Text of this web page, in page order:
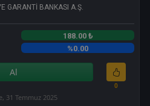
GARANTİ BANKASI A.Ş.
188.00 ₺
%0.00
Al
0
31 Temmuz 2025